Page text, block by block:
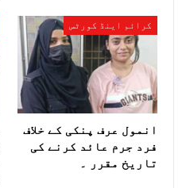
کرائم اینڈ کورٹس
انمول عرف پنکی کے خلاف
فرد جرم عائد کرنے کی
تاریخ مقرر ۔